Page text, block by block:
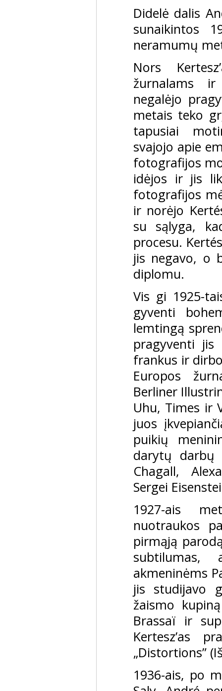
Didelė dalis
sunaikintos
neramumų
Nors
žurnalams
negalėjo
metais teko
tapusiai
svajojo apie
fotografijos
idėjos ir jis
fotografijos
ir norėjo
su sąlyga,
procesu.
jis negavo, o
diplomu.
Vis gi 1925-
gyventi
lemtingą
pragyventi jis
frankus ir
Europos
Berliner
Uhu, Times ir
juos
puikių
darytų darbų
Chagall,
Sergei
1927-ais
nuotraukos
pirmąją
subtilumas,
akmeninėms
jis studijavo
žaismo
Brassaï ir
Kertesz’as
„Distortions”
1936-ais, po